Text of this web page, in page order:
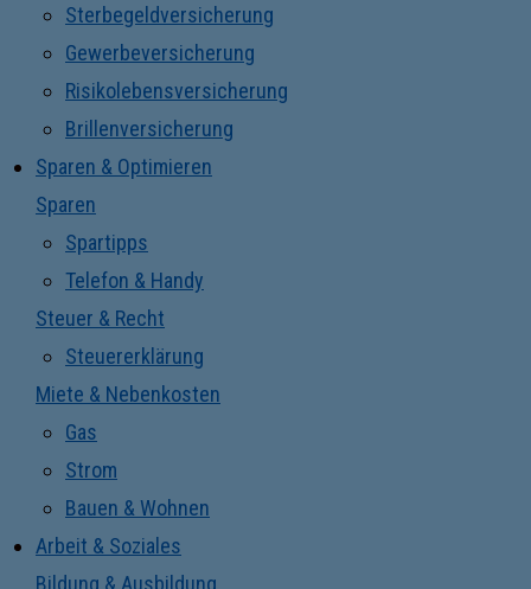
Sterbegeldversicherung
Gewerbeversicherung
Risikolebensversicherung
Brillenversicherung
Sparen & Optimieren
Sparen
Spartipps
Telefon & Handy
Steuer & Recht
Steuererklärung
Miete & Nebenkosten
Gas
Strom
Bauen & Wohnen
Arbeit & Soziales
Bildung & Ausbildung